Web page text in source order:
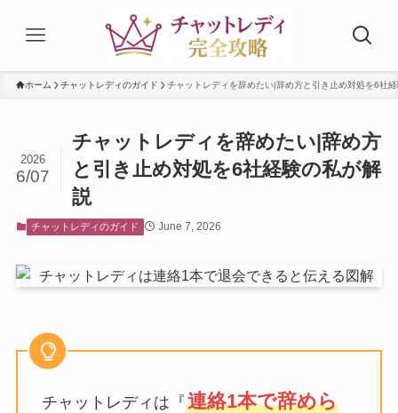
ホーム チャットレディのガイド チャットレディを辞めたい|辞め方と引き止め対処を6社
チャットレディを辞めたい|辞め方
と引き止め対処を6社経験の私が解
説
2026
6/07
チャットレディのガイド June 7, 2026
チャットレディは『連絡1本で辞めら